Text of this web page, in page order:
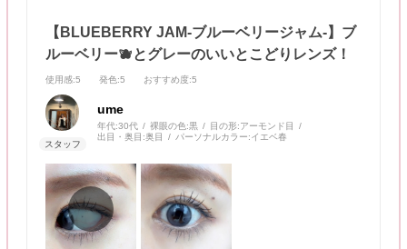
【BLUEBERRY JAM-ブルーベリージャム-】ブ
ルーベリー🫐とグレーのいいとこどりレンズ！
使用感:5 発色:5 おすすめ度:5
ume
年代:30代 裸眼の色:黒 目の形:アーモンド目
出目・奥目:奥目 パーソナルカラー:イエベ春